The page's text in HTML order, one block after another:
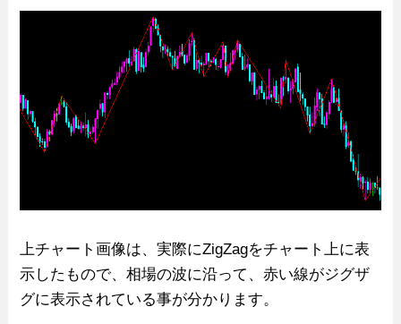
上チャート画像は、実際にZigZagをチャート上に表
示したもので、相場の波に沿って、赤い線がジグザ
グに表示されている事が分かります。